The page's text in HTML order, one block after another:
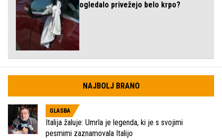
ogledalo privežejo belo krpo?
NAJBOLJ BRANO
GLASBA
Italija žaluje: Umrla je legenda, ki je s svojimi
pesmimi zaznamovala Italijo